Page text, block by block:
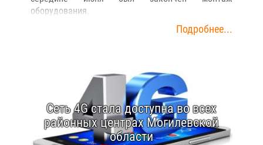
оборудования.
Подробнее...
Сеть 4G стала доступна во всех
районных центрах Могилевской
области